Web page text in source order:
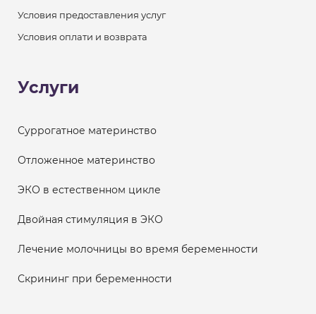
Условия предоставления услуг
Условия оплати и возврата
Услуги
Суррогатное материнство
Отложенное материнство
ЭКО в естественном цикле
Двойная стимуляция в ЭКО
Лечение молочницы во время беременности
Скрининг при беременности